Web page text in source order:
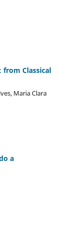
from Classical
Maria Clara
a